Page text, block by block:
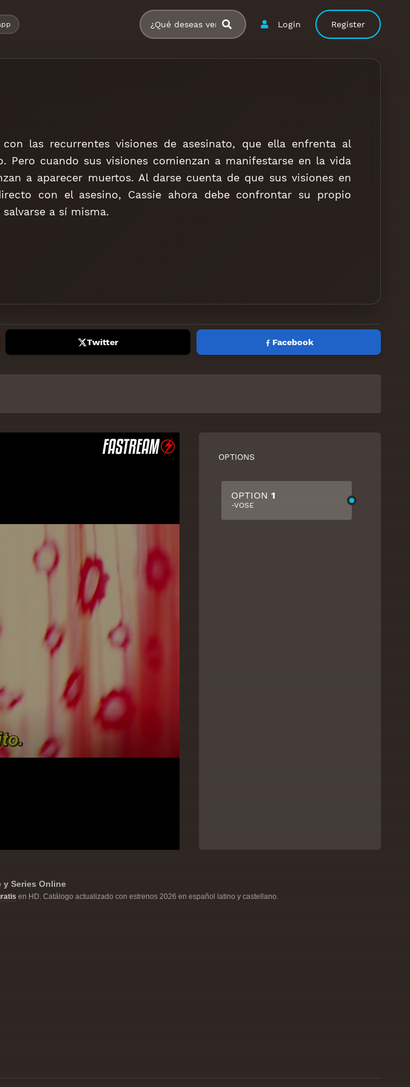
Login Register
las recurrentes visiones de asesinato, que ella enfrenta al
Pero cuando sus visiones comienzan a manifestarse en la vida
a aparecer muertos. Al darse cuenta de que sus visiones en
con el asesino, Cassie ahora debe confrontar su propio
a sí misma.
Twitter Facebook
OPTIONS
OPTION 1
-VOSE
y Series Online
en HD. Catálogo actualizado con estrenos 2026 en español latino y castellano.